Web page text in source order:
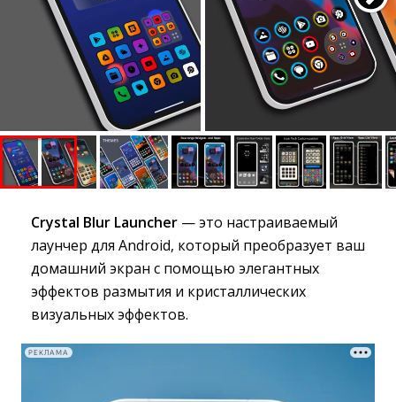
Crystal Blur Launcher — это настраиваемый
лаунчер для Android, который преобразует ваш
домашний экран с помощью элегантных
эффектов размытия и кристаллических
визуальных эффектов.
РЕКЛАМА